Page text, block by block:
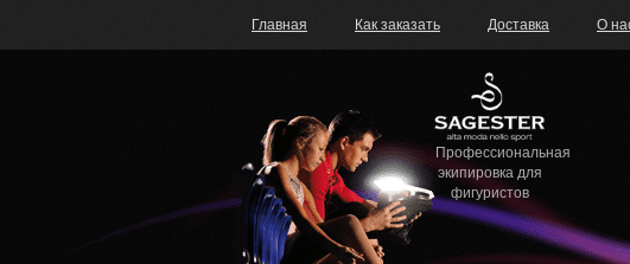
Главная Как заказать Доставка О
Профессиональная
экипировка для
фигуристов